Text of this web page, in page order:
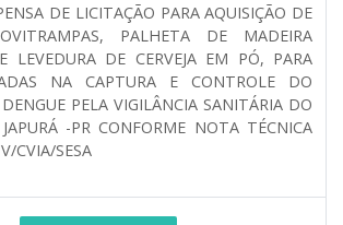
DE LICITAÇÃO PARA AQUISIÇÃO DE
PALHETA DE MADEIRA
LEVEDURA DE CERVEJA EM PÓ, PARA
NA CAPTURA E CONTROLE DO
PELA VIGILÂNCIA SANITÁRIA DO
-PR CONFORME NOTA TÉCNICA
CVIA/SESA